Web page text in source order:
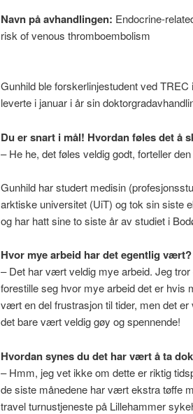
Navn på avhandlingen: Endocrine-
risk of venous thromboembolism
Gunhild ble forskerlinjestudent ved TREC
leverte i januar i år sin
Du er snart i mål! Hvordan føles det å
– He he, det føles veldig godt, forteller
Gunhild har studert medisin
arktiske universitet (UiT) og tok sin siste
og har hatt sine to siste år av studiet i
Hvor mye arbeid har det egentlig vært?
– Det har vært veldig mye arbeid. Jeg
forestille seg hvor mye arbeid det er hvis
vært en del frustrasjon til tider, men det
det bare vært veldig gøy og spennende!
Hvordan synes du det har vært å ta
– Hmm, jeg vet ikke om dette er riktig
de siste månedene har vært ekstra tøffe
travel turnustjeneste på Lillehammer